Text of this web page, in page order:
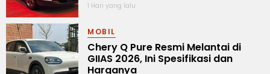
1 Hari yang lalu
MOBIL
Chery Q Pure Resmi Melantai di
GIIAS 2026, Ini Spesifikasi dan
Harganya